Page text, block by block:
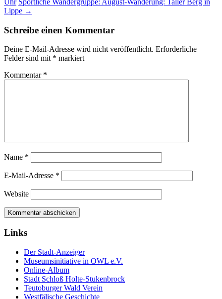
Uhr Sportliche Wandergruppe: August-Wanderung: Taller Berg in
Lippe →
Schreibe einen Kommentar
Deine E-Mail-Adresse wird nicht veröffentlicht. Erforderliche
Felder sind mit * markiert
Kommentar *
Name *
E-Mail-Adresse *
Website
Links
Der Stadt-Anzeiger
Museumsinitiative in OWL e.V.
Online-Album
Stadt Schloß Holte-Stukenbrock
Teutoburger Wald Verein
Westfälische Geschichte